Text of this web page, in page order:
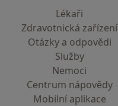
Lékaři
Zdravotnická zařízení
Otázky a odpovědi
Služby
Nemoci
Centrum nápovědy
Mobilní aplikace